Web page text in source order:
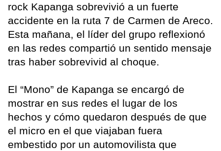
rock Kapanga sobrevivió a un fuerte
accidente en la ruta 7 de Carmen de Areco.
Esta mañana, el líder del grupo reflexionó
en las redes compartió un sentido mensaje
tras haber sobrevivid al choque.
El “Mono” de Kapanga se encargó de
mostrar en sus redes el lugar de los
hechos y cómo quedaron después de que
el micro en el que viajaban fuera
embestido por un automovilista que